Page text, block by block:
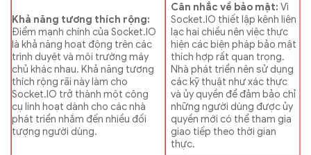
Khả năng tương thích rộng:
Điểm mạnh chính của Socket.IO
là khả năng hoạt động trên các
trình duyệt và môi trường máy
chủ khác nhau. Khả năng tương
thích rộng rãi này làm cho
Socket.IO trở thành một công
cụ linh hoạt dành cho các nhà
phát triển nhắm đến nhiều đối
tượng người dùng.
Cân nhắc về bảo mật:Vì
Socket.IO thiết lập kênh liên
lạc hai chiều nên việc thực
hiện các biện pháp bảo mật
thích hợp rất quan trọng.
Nhà phát triển nên sử dụng
các kỹ thuật như xác thực
và ủy quyền để đảm bảo chỉ
những người dùng được ủy
quyền mới có thể tham gia
giao tiếp theo thời gian
thực.